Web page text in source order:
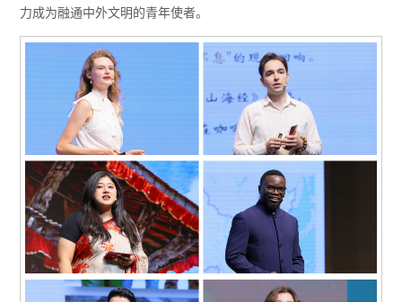
力成为融通中外文明的青年使者。